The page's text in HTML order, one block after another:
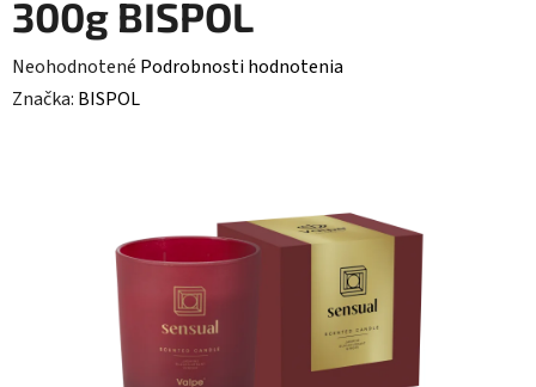
300g BISPOL
Priemerné
hodnotenie
Neohodnotené Podrobnosti hodnotenia
Značka: BISPOL